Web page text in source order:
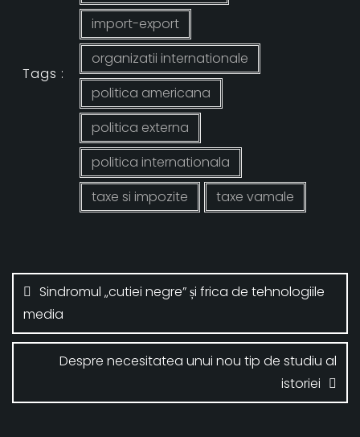
Tags :
import-export
organizatii internationale
politica americana
politica externa
politica internationala
taxe si impozite
taxe vamale
Navigare
în
articole
Sindromul „cutiei negre” și frica de tehnologiile
media
Despre necesitatea unui nou tip de studiu al
istoriei